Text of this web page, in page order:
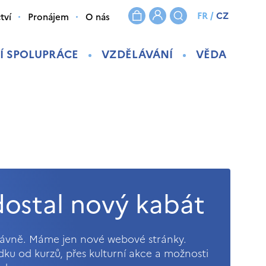
SPOLUPRÁCE VZDĚLÁVÁNÍ VĚDA
Pronájem O nás FR/CZ
nový kabát
Máme jen nové webové stránky.
od kurzů, přes kulturní akce a možnosti